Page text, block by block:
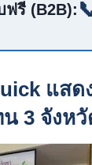
ฟรี (B2B):
แส
3 จังห